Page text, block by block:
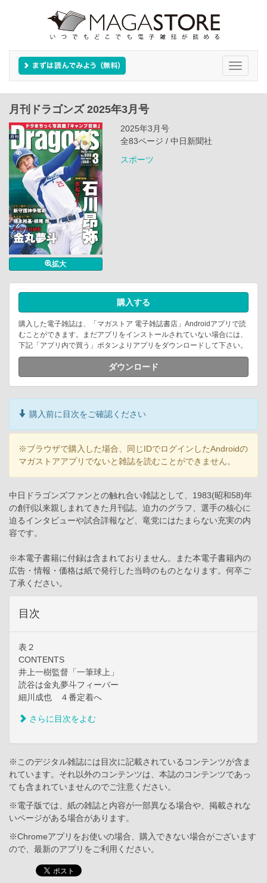
Toggle
月刊ドラゴンズ 2025年3月号
拡大
2025年3月号
全83ページ / 中日新聞社
スポーツ
購入する
購入した電子雑誌は、「マガストア 電子雑誌書店」Androidアプリで読
むことができます。まだアプリをインストールされていない場合には、
下記「アプリ内で買う」ボタンよりアプリをダウンロードして下さい。
ダウンロード
購入前に目次をご確認ください
※ブラウザで購入した場合、同じIDでログインしたAndroidの
マガストアアプリでないと雑誌を読むことができません。
中日ドラゴンズファンとの触れ合い雑誌として、1983(昭和58)年
の創刊以来親しまれてきた月刊誌。迫力のグラフ、選手の核心に
迫るインタビューや試合詳報など、竜党にはたまらない充実の内
容です。
※本電子書籍に付録は含まれておりません。また本電子書籍内の
広告・情報・価格は紙で発行した当時のものとなります。何卒ご
了承ください。
目次
表２
CONTENTS
井上一樹監督「一筆球上」
読谷は金丸夢斗フィーバー
細川成也 ４番定着へ
さらに目次をよむ
※このデジタル雑誌には目次に記載されているコンテンツが含ま
れています。それ以外のコンテンツは、本誌のコンテンツであっ
ても含まれていませんのでご注意ください。
※電子版では、紙の雑誌と内容が一部異なる場合や、掲載されな
いページがある場合があります。
※Chromeアプリをお使いの場合、購入できない場合がございます
ので、最新のアプリをご利用ください。